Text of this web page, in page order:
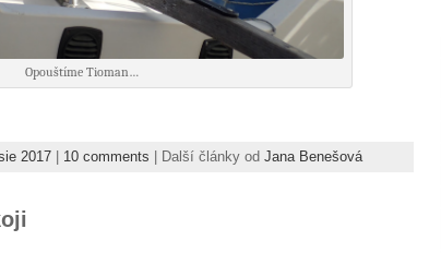
Opouštíme Tioman…
2017 10 comments | Další články od Jana Benešová